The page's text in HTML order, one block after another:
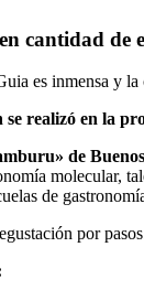
cantidad de
es inmensa y
realizó en la
de
molecular,
de
por